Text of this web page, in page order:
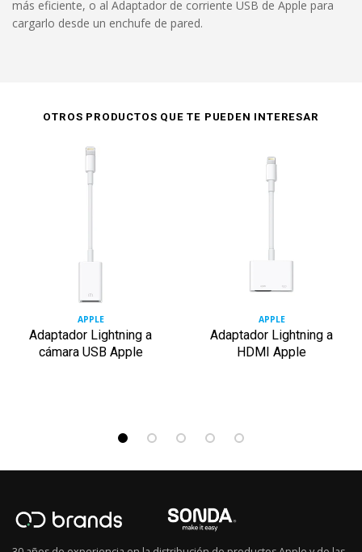
más eficiente, o al Adaptador de corriente USB de Apple para
cargarlo desde un enchufe de pared.
OTROS PRODUCTOS QUE TE PUEDEN INTERESAR
APPLE
Adaptador Lightning a
cámara USB Apple
APPLE
Adaptador Lightning a
HDMI Apple